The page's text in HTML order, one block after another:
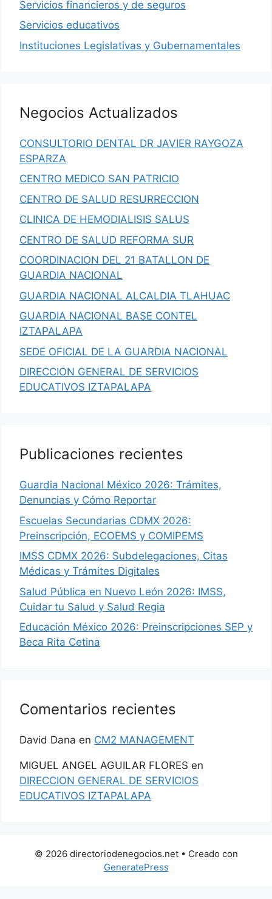
Servicios financieros y de seguros
Servicios educativos
Instituciones Legislativas y Gubernamentales
Negocios Actualizados
CONSULTORIO DENTAL DR JAVIER RAYGOZA
ESPARZA
CENTRO MEDICO SAN PATRICIO
CENTRO DE SALUD RESURRECCION
CLINICA DE HEMODIALISIS SALUS
CENTRO DE SALUD REFORMA SUR
COORDINACION DEL 21 BATALLON DE
GUARDIA NACIONAL
GUARDIA NACIONAL ALCALDIA TLAHUAC
GUARDIA NACIONAL BASE CONTEL
IZTAPALAPA
SEDE OFICIAL DE LA GUARDIA NACIONAL
DIRECCION GENERAL DE SERVICIOS
EDUCATIVOS IZTAPALAPA
Publicaciones recientes
Guardia Nacional México 2026: Trámites,
Denuncias y Cómo Reportar
Escuelas Secundarias CDMX 2026:
Preinscripción, ECOEMS y COMIPEMS
IMSS CDMX 2026: Subdelegaciones, Citas
Médicas y Trámites Digitales
Salud Pública en Nuevo León 2026: IMSS,
Cuidar tu Salud y Salud Regia
Educación México 2026: Preinscripciones SEP y
Beca Rita Cetina
Comentarios recientes
David Dana en CM2 MANAGEMENT
MIGUEL ANGEL AGUILAR FLORES en
DIRECCION GENERAL DE SERVICIOS
EDUCATIVOS IZTAPALAPA
© 2026 directoriodenegocios.net• Creado con
GeneratePress